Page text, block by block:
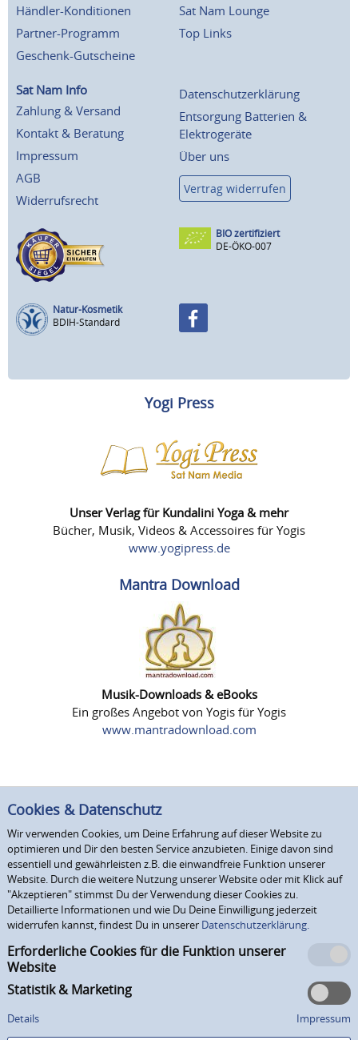
Händler-Konditionen
Partner-Programm
Geschenk-Gutscheine
Sat Nam Lounge
Top Links
Sat Nam Info
Zahlung & Versand
Kontakt & Beratung
Impressum
AGB
Widerrufsrecht
Datenschutzerklärung
Entsorgung Batterien &
Elektrogeräte
Über uns
Vertrag widerrufen
BIO zertifiziert
DE-ÖKO-007
Natur-Kosmetik
BDIH-Standard
Yogi Press
Unser Verlag für Kundalini Yoga & mehr
Bücher, Musik, Videos & Accessoires für Yogis
www.yogipress.de
Mantra Download
Musik-Downloads & eBooks
Ein großes Angebot von Yogis für Yogis
www.mantradownload.com
Cookies & Datenschutz
Wir verwenden Cookies, um Deine Erfahrung auf dieser Website zu
optimieren und Dir den besten Service anzubieten. Einige davon sind
essentiell und gewährleisten z.B. die einwandfreie Funktion unserer
Website. Durch die weitere Nutzung unserer Website oder mit Klick auf
"Akzeptieren" stimmst Du der Verwendung dieser Cookies zu.
Detaillierte Informationen und wie Du Deine Einwilligung jederzeit
widerrufen kannst, findest Du in unserer Datenschutzerklärung.
Erforderliche Cookies für die Funktion unserer
Website
Statistik & Marketing
Details Impressum